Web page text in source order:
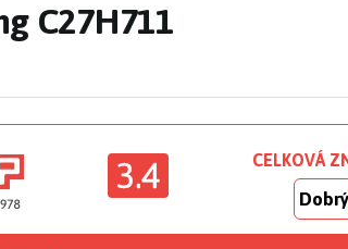
C27H711
3.4 CELKOVÁ
Dobrý